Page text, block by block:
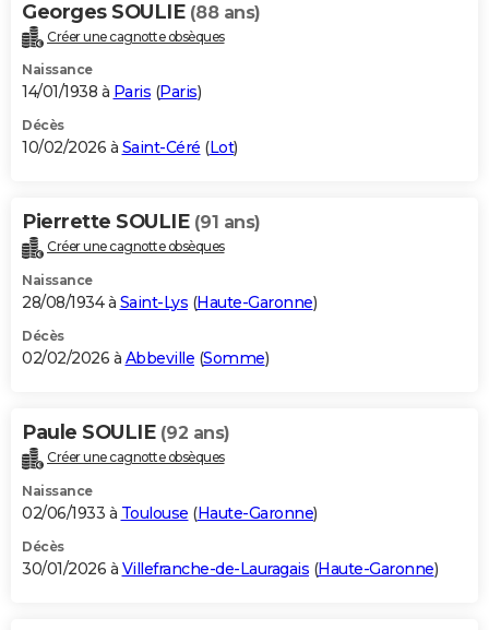
Georges SOULIE (88 ans)
Créer une cagnotte obsèques
Naissance
14/01/1938 à Paris (Paris)
Décès
10/02/2026 à Saint-Céré (Lot)
Pierrette SOULIE (91 ans)
Créer une cagnotte obsèques
Naissance
28/08/1934 à Saint-Lys (Haute-Garonne)
Décès
02/02/2026 à Abbeville (Somme)
Paule SOULIE (92 ans)
Créer une cagnotte obsèques
Naissance
02/06/1933 à Toulouse (Haute-Garonne)
Décès
30/01/2026 à Villefranche-de-Lauragais (Haute-Garonne)